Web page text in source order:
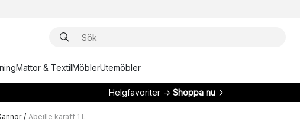
Mattor & TextilMöblerUtemöbler
Helgfavoriter → Shoppa nu
/ Abeille karaff 1 L